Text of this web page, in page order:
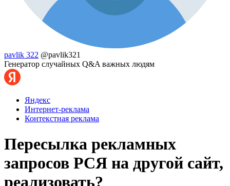
pavlik 322 @pavlik321
Генератор случайных Q&A важных людям
Яндекс
Интернет-реклама
Контекстная реклама
Пересылка рекламных
запросов РСЯ на другой сайт,
реализовать?